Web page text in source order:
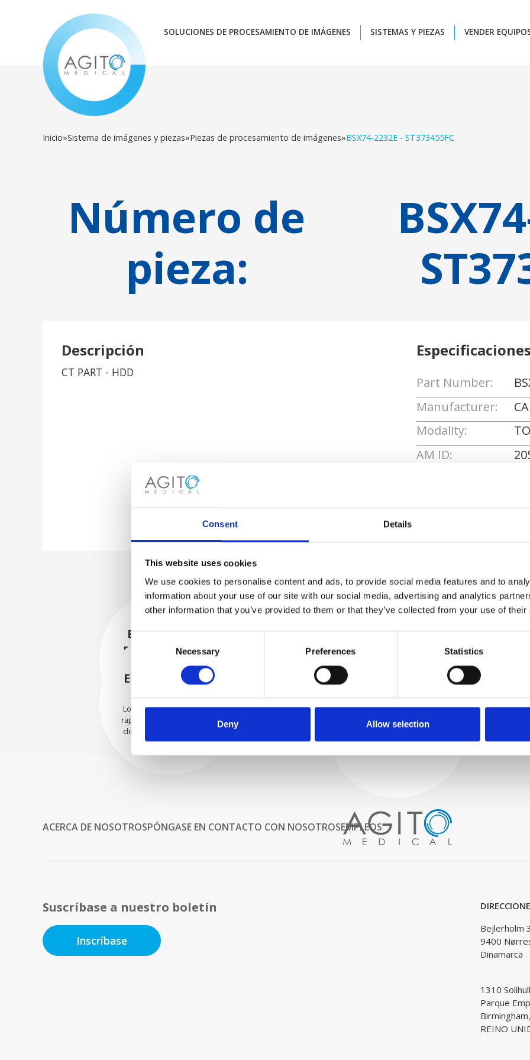
Consent Details
This website uses cookies
We use cookies to personalise content and ads, to provide social media features and to
information about your use of our site with our social media, advertising and analytics
other information that you’ve provided to them or that they’ve collected from your use of
Consent
Necessary Preferences Statistics
Deny Allow selection
SOLUCIONES DE PROCESAMIENTO DE IMÁGENES SISTEMAS Y PIEZAS VENDER
Inicio»Sistema de imágenes y piezas»Piezas de procesamiento de imágenes»BSX74-2232E - ST373455FC
Número de
pieza:
Descripción
CT PART - HDD
Especificaciones
Part Number:
Manufacturer:
Modality:
AM ID:
Proceso y
control de calidad
ADQUISICIONES
Comenzamos por seleccionar
PROBAMOS
INTERNAMENTE
instalaciones internas para
garantizar que la funcionalidad
y la confiabilidad cumplan con
EMBALADO DE
FORMA SEGURA
Cada pieza individual se
empaqueta de forma segura
con los materiales adecuados.
ENVIAMOS CON
CONFIANZA
Los pedidos se envían con
rapidez a nuestros valiosos
clientes en todo el mundo.
ACERCA DE NOSOTROSPÓNGASE EN CONTACTO CON NOSOTROSEMPLEOS
Suscríbase a nuestro boletín
Inscríbase
Bejlerholm
9400
Dinamarca
1310
Parque
REINO